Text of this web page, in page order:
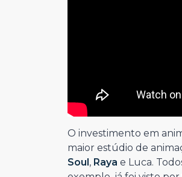
O investimento em
maior estúdio de
Soul, Raya e Luca.